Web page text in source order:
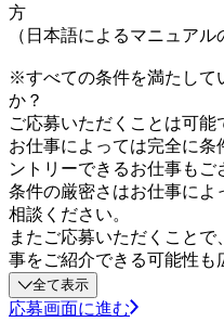
方
（日本語によるマニュアル
※すべての条件を満たして
か？
ご応募いただくことは可能
お仕事によっては完全に
ントリーできるお仕事もご
条件の厳密さはお仕事に
相談ください。
またご応募いただくこと
事をご紹介できる可能性
全て表示
応募画面に進む